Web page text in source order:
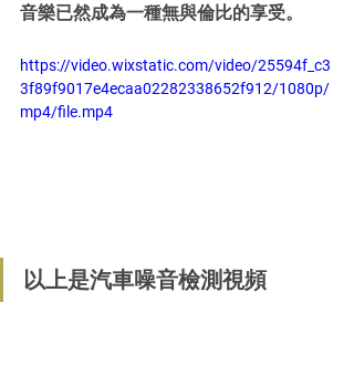
音樂已然成為一種無與倫比的享受。
https://video.wixstatic.com/video/25594f_c3
3f89f9017e4ecaa02282338652f912/1080p/
mp4/file.mp4
以上是汽車噪音檢測視頻